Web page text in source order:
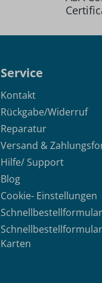
Service
Kontakt
Rückgabe/Widerruf
Reparatur
Versand &
Hilfe/ Support
Blog
Cookie- Einstellungen
Karten